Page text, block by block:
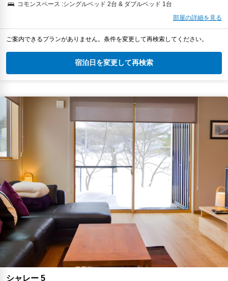
コモンスペース :シングルベッド 2台 & ダブルベッド 1台
部屋の詳細を見る
ご案内できるプランがありません。条件を変更して再検索してください。
宿泊日を変更して再検索
シャレー 5